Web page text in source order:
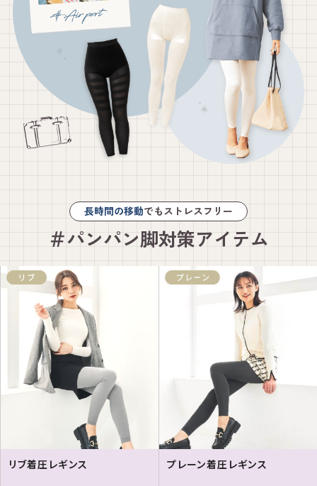
長時間の移動でもストレスフリー
＃パンパン脚対策アイテム
リブ着圧レギンス プレーン着圧レギンス